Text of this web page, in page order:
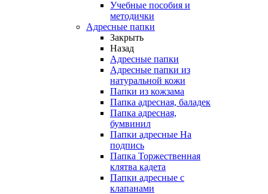
Учебные пособия и
методички
Адресные папки
Закрыть
Назад
Адресные папки
Адресные папки из
натуральной кожи
Папки из кожзама
Папка адресная, баладек
Папка адресная,
бумвинил
Папки адресные На
подпись
Папка Торжественная
клятва кадета
Папки адресные с
клапанами